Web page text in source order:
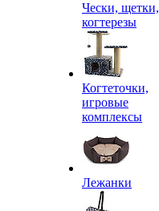
Чески, щетки,
когтерезы
Когтеточки,
игровые
комплексы
Лежанки